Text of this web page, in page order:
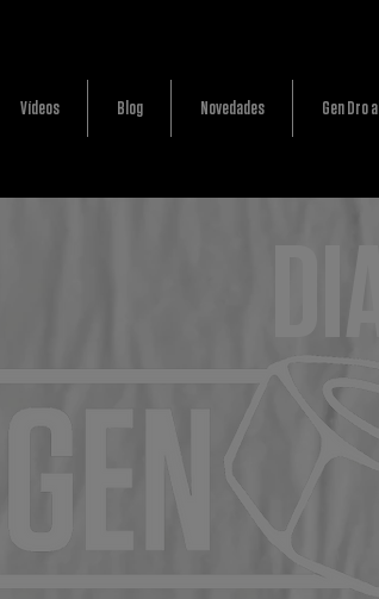
Vídeos Blog Novedades Gen Dro